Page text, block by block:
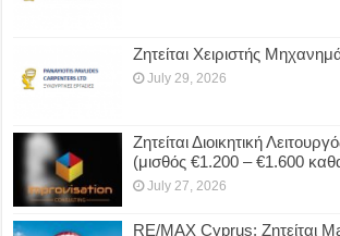
Ζητείται Χειριστής
July 29, 2026
Ζητείται Διοικητική
(μισθός €1.200 – €1.600
July 27, 2026
RE/MAX Cyprus: Ζητείται